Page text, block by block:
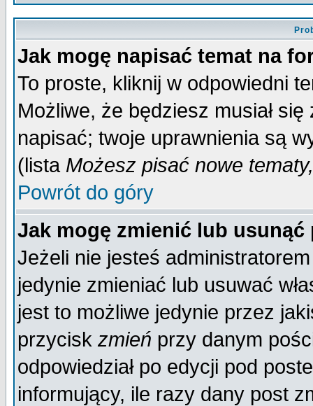
Jak mogę napisać temat na
To proste, kliknij w odpowiedni
Możliwe, że będziesz musiał
napisać; twoje uprawnienia są
(lista Możesz pisać nowe
Powrót do góry
Jak mogę zmienić lub usunąć
Jeżeli nie jesteś
jedynie zmieniać lub usuwać
jest to możliwe jedynie przez
przycisk zmień przy danym
odpowiedział po edycji pod
informujący, ile razy dany post